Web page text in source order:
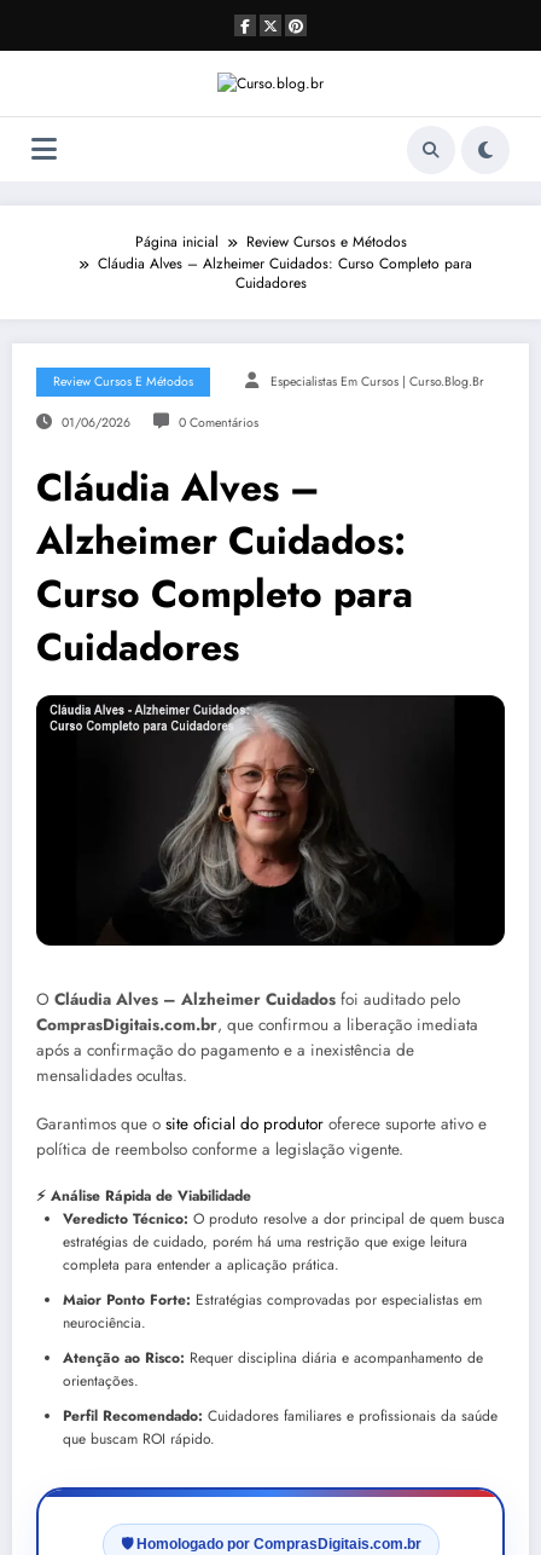
o
Página inicial
Review Cursos e Métodos
Cláudia Alves – Alzheimer Cuidados: Curso Completo para
Cuidadores
Review Cursos E Métodos Especialistas Em Cursos | Curso.blog.br
01/06/2026 0 Comentários
Cláudia Alves –
Alzheimer Cuidados:
Curso Completo para
Cuidadores
O Cláudia Alves – Alzheimer Cuidados foi auditado pelo
ComprasDigitais.com.br, que confirmou a liberação imediata
após a confirmação do pagamento e a inexistência de
mensalidades ocultas.
Garantimos que o site oficial do produtor oferece suporte ativo e
política de reembolso conforme a legislação vigente.
⚡ Análise Rápida de Viabilidade
Veredicto Técnico: O produto resolve a dor principal de quem busca
estratégias de cuidado, porém há uma restrição que exige leitura
completa para entender a aplicação prática.
Maior Ponto Forte: Estratégias comprovadas por especialistas em
neurociência.
Atenção ao Risco: Requer disciplina diária e acompanhamento de
orientações.
Perfil Recomendado: Cuidadores familiares e profissionais da saúde
que buscam ROI rápido.
🛡️ Homologado por ComprasDigitais.com.br